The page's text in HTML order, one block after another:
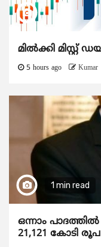
മിൽക്കി
5 hours ago Kumar
1 min read
ഒന്നാം
21,121 കോടി രൂപ